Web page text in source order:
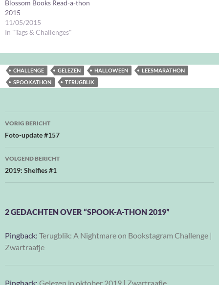
Blossom Books Read-a-thon
2015
11/05/2015
In "Tags & Challenges"
CHALLENGE GELEZEN HALLOWEEN
LEESMARATHON
SPOOKATHON
TERUGBLIK
Bericht
navigatie
VORIG BERICHT
Foto-update #157
VOLGEND BERICHT
2019: Shelfies #1
2 GEDACHTEN OVER “SPOOK-A-THON 2019”
Pingback: Terugblik: A Nightmare on Bookstagram Challenge |
Zwartraafje
Pingback: Gelezen in oktober 2019 | Zwartraafje